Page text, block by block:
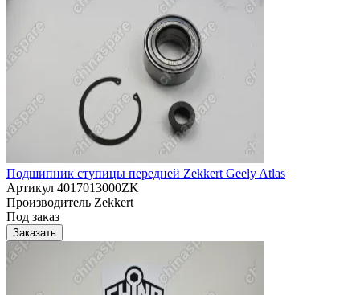
Подшипник ступицы передней Zekkert Geely Atlas
Артикул 4017013000ZK
Производитель Zekkert
Под заказ
Заказать